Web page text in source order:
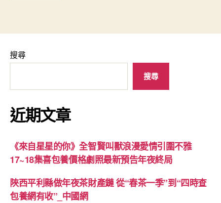
搜尋
搜尋
近期文章
《來自星星的你》全智賢叫獸浪漫愛情引圍不雅
17~18集喜包養價格劇照最新預告年夜終局
陜西平利縣做年夜茶財產鏈 從“春茶一季”到“四時查
包養網有收”_中國網